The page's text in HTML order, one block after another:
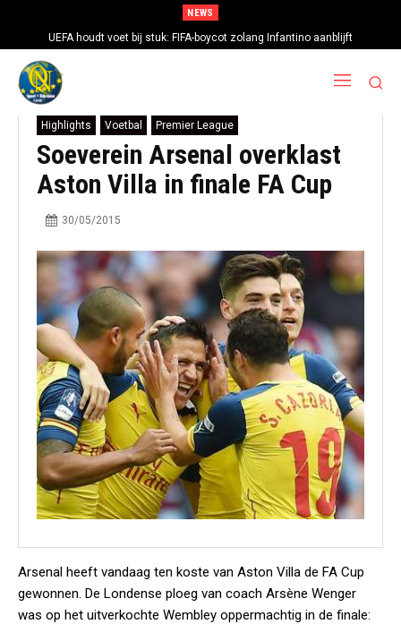
NEWS
UEFA houdt voet bij stuk: FIFA-boycot zolang Infantino aanblijft
Highlights Voetbal Premier League
Soeverein Arsenal overklast
Aston Villa in finale FA Cup
30/05/2015
Arsenal heeft vandaag ten koste van Aston Villa de FA Cup
gewonnen. De Londense ploeg van coach Arsène Wenger
was op het uitverkochte Wembley oppermachtig in de finale: